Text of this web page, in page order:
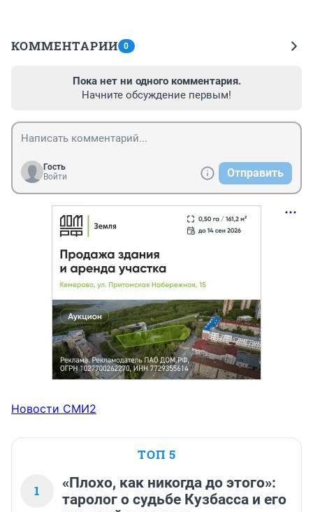
КОММЕНТАРИИ 0
Пока нет ни одного комментария.
Начните обсуждение первым!
Гость
Войти
Отправить
Новости СМИ2
ТОП 5
1
«Плохо, как никогда до этого»:
таролог о судьбе Кузбасса и его